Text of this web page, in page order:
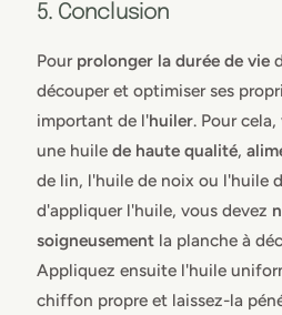
5. Conclusion
Pour prolonger la durée de vie
découper et optimiser ses
important de l'huiler. Pour
une huile de haute qualité,
de lin, l'huile de noix ou l'huile
d'appliquer l'huile, vous devez
soigneusement la planche à
Appliquez ensuite l'huile
chiffon propre et laissez-la